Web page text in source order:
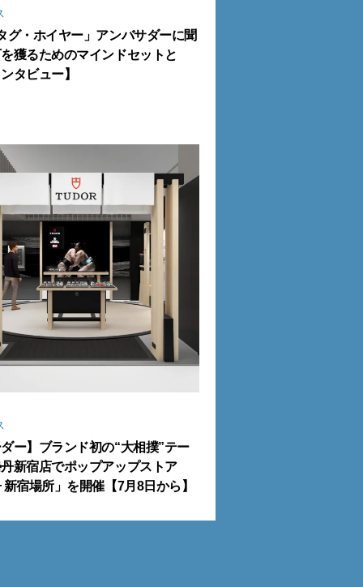
グ・ホイヤー」アンバサダーに聞
獲るためのマインドセットと
タビュー】
ー】ブランド初の“大相撲”テー
新宿店でポップアップストア
宿場所」を開催【7月8日から】